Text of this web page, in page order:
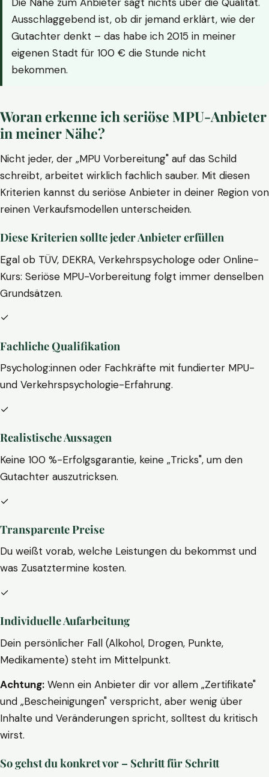
Ausschlaggebend ist, ob dir jemand erklärt, wie der
Gutachter denkt – das habe ich 2015 in meiner
eigenen Stadt für 100 € die Stunde nicht
bekommen.
Woran erkenne ich seriöse MPU-Anbieter
in meiner Nähe?
Nicht jeder, der „MPU Vorbereitung" auf das Schild
schreibt, arbeitet wirklich fachlich sauber. Mit diesen
Kriterien kannst du seriöse Anbieter in deiner Region von
reinen Verkaufsmodellen unterscheiden.
Diese Kriterien sollte jeder Anbieter erfüllen
Egal ob TÜV, DEKRA, Verkehrspsychologe oder Online-
Kurs: Seriöse MPU-Vorbereitung folgt immer denselben
Grundsätzen.
✓
Fachliche Qualifikation
Psycholog:innen oder Fachkräfte mit fundierter MPU-
und Verkehrspsychologie-Erfahrung.
✓
Realistische Aussagen
Keine 100 %-Erfolgsgarantie, keine „Tricks", um den
Gutachter auszutricksen.
✓
Transparente Preise
Du weißt vorab, welche Leistungen du bekommst und
was Zusatztermine kosten.
✓
Individuelle Aufarbeitung
Dein persönlicher Fall (Alkohol, Drogen, Punkte,
Medikamente) steht im Mittelpunkt.
Achtung: Wenn ein Anbieter dir vor allem „Zertifikate"
und „Bescheinigungen" verspricht, aber wenig über
Inhalte und Veränderungen spricht, solltest du kritisch
wirst.
So gehst du konkret vor – Schritt für Schritt